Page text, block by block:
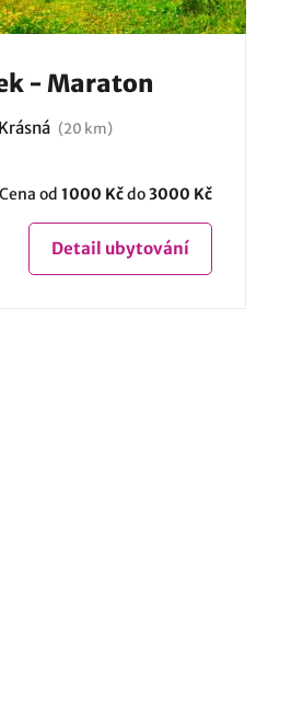
- Maraton
Krásná (20 km)
Cena od 1000 Kčdo3000 Kč
Detail ubytování